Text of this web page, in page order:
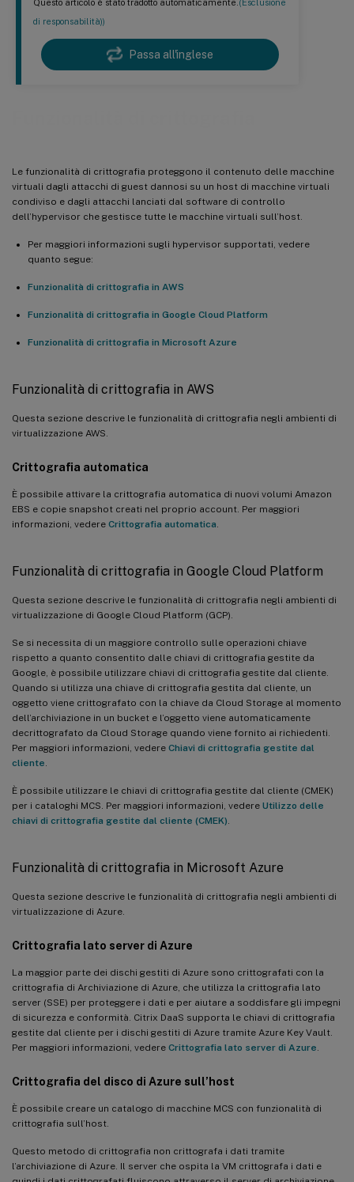
Questo articolo è stato tradotto automaticamente.(Esclusione
di responsabilità))
Passa all'inglese
Le funzionalità di crittografia proteggono il contenuto delle macchine
virtuali dagli attacchi di guest dannosi su un host di macchine virtuali
condiviso e dagli attacchi lanciati dal software di controllo
dell’hypervisor che gestisce tutte le macchine virtuali sull’host.
Per maggiori informazioni sugli hypervisor supportati, vedere
quanto segue:
Funzionalità di crittografia in AWS
Funzionalità di crittografia in Google Cloud Platform
Funzionalità di crittografia in Microsoft Azure
Funzionalità di crittografia in AWS
Questa sezione descrive le funzionalità di crittografia negli ambienti di
virtualizzazione AWS.
Crittografia automatica
È possibile attivare la crittografia automatica di nuovi volumi Amazon
EBS e copie snapshot creati nel proprio account. Per maggiori
informazioni, vedere Crittografia automatica
Funzionalità di crittografia in Google Cloud Platform
Questa sezione descrive le funzionalità di crittografia negli ambienti di
virtualizzazione di Google Cloud Platform (GCP).
Se si necessita di un maggiore controllo sulle operazioni chiave
rispetto a quanto consentito dalle chiavi di crittografia gestite da
Google, è possibile utilizzare chiavi di crittografia gestite dal cliente.
Quando si utilizza una chiave di crittografia gestita dal cliente, un
oggetto viene crittografato con la chiave da Cloud Storage al momento
dell’archiviazione in un bucket e l’oggetto viene automaticamente
decrittografato da Cloud Storage quando viene fornito ai richiedenti.
Per maggiori informazioni, vedere Chiavi di crittografia gestite dal
cliente
È possibile utilizzare le chiavi di crittografia gestite dal cliente (CMEK)
per i cataloghi MCS. Per maggiori informazioni, vedere Utilizzo delle
chiavi di crittografia gestite dal cliente (CMEK)
Funzionalità di crittografia in Microsoft Azure
Questa sezione descrive le funzionalità di crittografia negli ambienti di
virtualizzazione di Azure.
Crittografia lato server di Azure
La maggior parte dei dischi gestiti di Azure sono crittografati con la
crittografia di Archiviazione di Azure, che utilizza la crittografia lato
server (SSE) per proteggere i dati e per aiutare a soddisfare gli impegni
di sicurezza e conformità. Citrix DaaS supporta le chiavi di crittografia
gestite dal cliente per i dischi gestiti di Azure tramite Azure Key Vault.
Per maggiori informazioni, vedere Crittografia lato server di Azure
Crittografia del disco di Azure sull’host
È possibile creare un catalogo di macchine MCS con funzionalità di
crittografia sull’host.
Questo metodo di crittografia non crittografa i dati tramite
l’archiviazione di Azure. Il server che ospita la VM crittografa i dati e